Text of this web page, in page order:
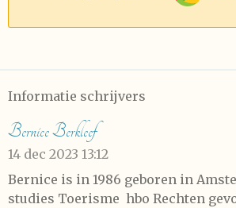
Informatie schrijvers
Bernice Berkleef
14 dec 2023 13:12
Bernice is in 1986 geboren in
studies Toerisme hbo Rechten